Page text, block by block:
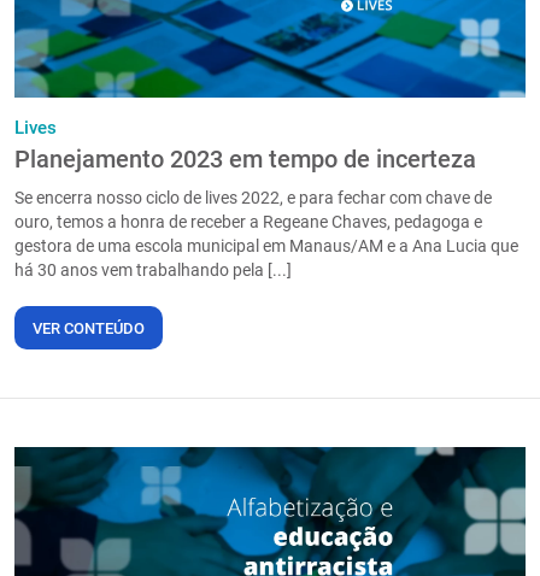
Lives
Planejamento 2023 em tempo de incerteza
Se encerra nosso ciclo de lives 2022, e para fechar com chave de
ouro, temos a honra de receber a Regeane Chaves, pedagoga e
gestora de uma escola municipal em Manaus/AM e a Ana Lucia que
há 30 anos vem trabalhando pela [...]
VER CONTEÚDO